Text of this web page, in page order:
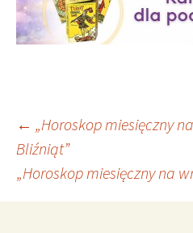
Nawigacja
wpisu
← „Horoskop miesięczny
Bliźniąt”
„Horoskop miesięczny na